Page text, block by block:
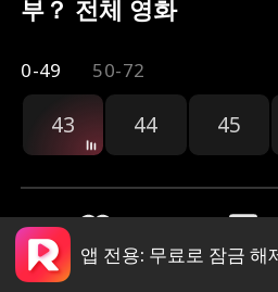
부？ 전체 영화
0-49 50-72
43 44 45
800 367
앱 전용: 무료로 잠금 해